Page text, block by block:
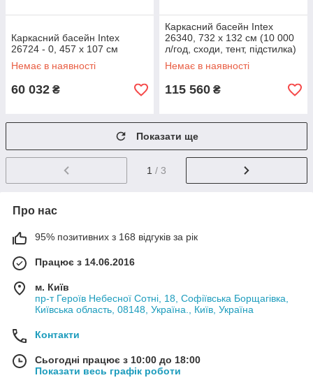
Каркасний басейн Intex
26724 - 0, 457 х 107 см
Немає в наявності
60 032 ₴
Каркасний басейн Intex
26340, 732 x 132 см (10 000
л/год, сходи, тент, підстилка)
Немає в наявності
115 560 ₴
Показати ще
1 / 3
Про нас
95% позитивних з 168 відгуків за рік
Працює з 14.06.2016
м. Київ
пр-т Героїв Небесної Сотні, 18, Софіївська Борщагівка,
Київська область, 08148, Україна., Київ, Україна
Контакти
Сьогодні працює з 10:00 до 18:00
Показати весь графік роботи